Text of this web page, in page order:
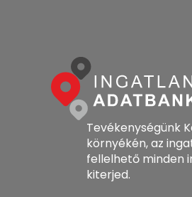
Tevékenységünk
környékén, az
fellelhető minden
kiterjed.